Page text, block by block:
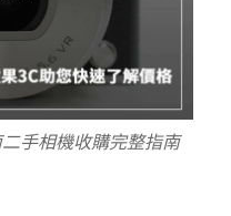
手相機收購完整指南